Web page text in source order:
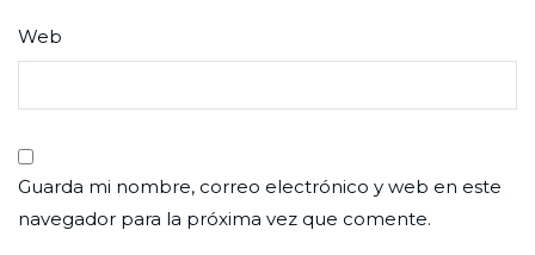
Web
Guarda mi nombre, correo electrónico y web en este
navegador para la próxima vez que comente.